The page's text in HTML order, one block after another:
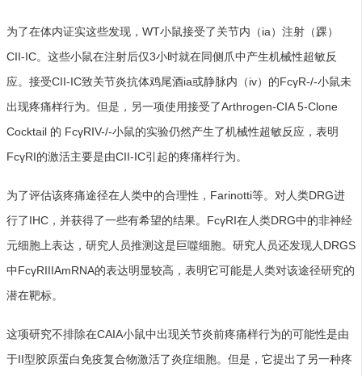
为了在体内证实这些发现，WT小鼠接受了关节内（ia）注射（踝）
CII-IC。这些小鼠在注射后仅3小时就在同侧爪中产生机械性超敏反
应。接受CII-IC致关节炎抗体鸡尾酒ia或静脉内（iv）的FcγR-/-小鼠未
出现疼痛样行为。但是，另一项使用接受了Arthrogen-CIA 5-Clone
Cocktail 的 FcγRIV-/-小鼠的实验仍然产生了机械性超敏反应，表明
FcγRI的激活主要是由CII-IC引起的疼痛样行为。
为了评估该疼痛途径在人类中的合理性，Farinotti等。对人类DRG进
行了IHC，并获得了一些有希望的结果。FcγRI在人类DRG中的非神经
元细胞上表达，研究人员推测这是巨噬细胞。研究人员还发现人DRGS
中FcγRIIIAmRNA的表达明显较高，表明它可能是人类对该途径研究的
潜在靶标。
这项研究不排除在CAIA小鼠中出现关节炎前疼痛样行为的可能性是由
于II型胶原蛋白免疫复合物激活了炎症细胞。但是，它提出了另一种疼